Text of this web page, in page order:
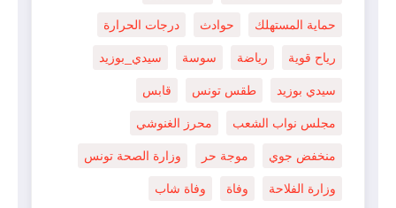
حماية المستهلك حوادث درجات الحرارة
رياح قوية رياضة سوسة سيدي_بوزيد
سيدي بوزيد طقس تونس قابس
مجلس نواب الشعب محرز الغنوشي
منخفض جوي موجة حر وزارة الصحة تونس
وزارة الفلاحة وفاة وفاة شاب